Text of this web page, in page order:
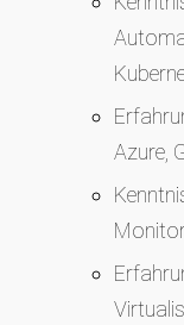
Azure,